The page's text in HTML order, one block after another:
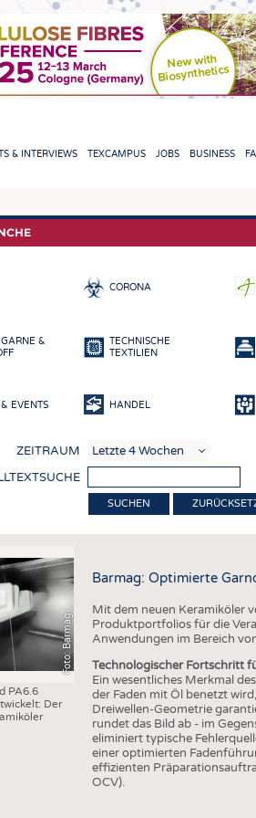
& INTERVIEWS TEXCAMPUS JOBS BUSINESS
TEXTILE LEADERSHIP
CORONA
&
TECHNISCHE
TEXTILIEN
EVENTS HANDEL
ZEITRAUM
Foto: Barmag
PA6.6
Der
Barmag: Optimierte
Mit dem neuen Keramiköler
Produktportfolios für die
Anwendungen im Bereich
Technologischer Fortschritt
Ein wesentliches Merkmal
der Faden mit Öl benetzt
Dreiwellen-Geometrie
rundet das Bild ab - im
eliminiert typische
einer optimierten
effizienten
OCV).